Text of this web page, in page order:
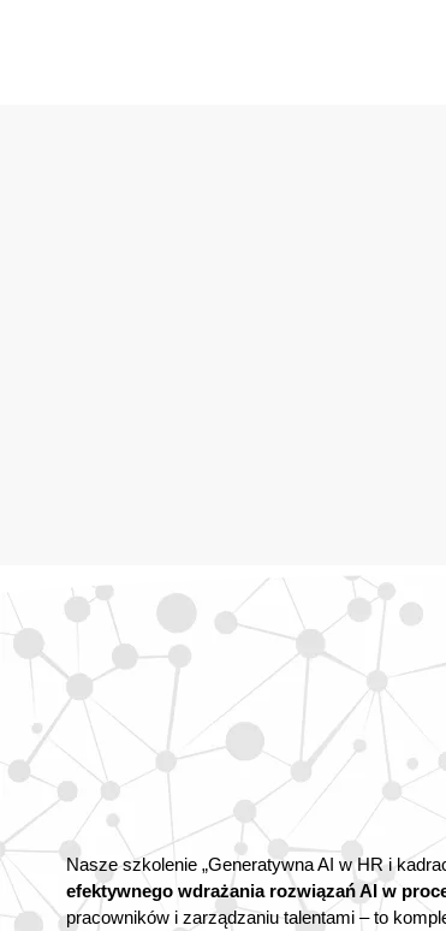
Nasze szkolenie „Generatywna AI w HR i
efektywnego wdrażania rozwiązań AI w
pracowników i zarządzaniu talentami – to